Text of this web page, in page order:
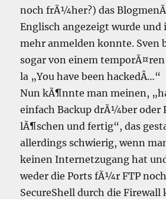
noch frÃ¼her?) das
Englisch angezeigt wurde
mehr anmelden konnte. Sven
sogar von einem
la „You have been hackedÂ…“
Nun kÃ¶nnte man meinen,
einfach Backup drÃ¼ber oder
lÃ¶schen und fertig“, das
allerdings schwierig, wenn
keinen Internetzugang hat
weder die Ports fÃ¼r FTP
SecureShell durch die